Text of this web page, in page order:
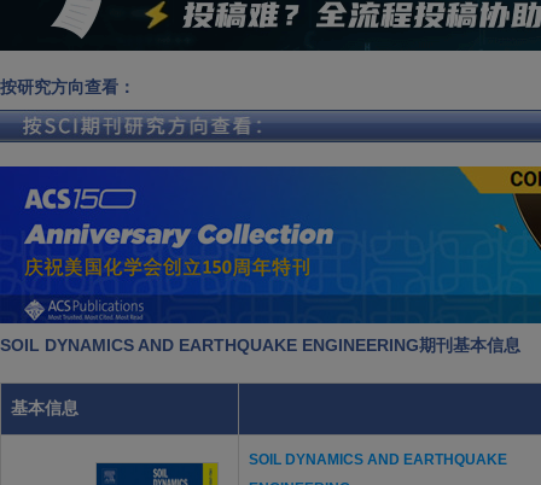
按研究方向查看：
SOIL DYNAMICS AND EARTHQUAKE ENGINEERING期刊基本信息
基本信息
SOIL DYNAMICS AND EARTHQUAKE